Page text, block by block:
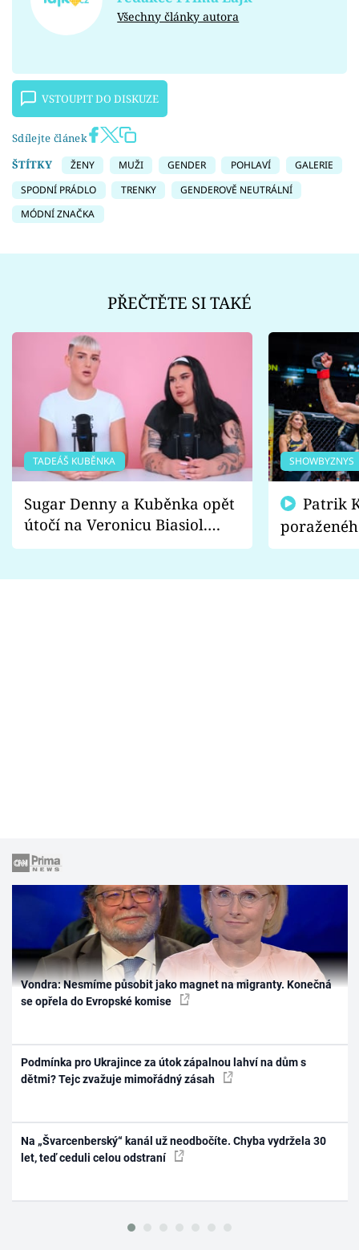
Všechny články autora
VSTOUPIT DO DISKUZE
Sdílejte článek
ŠTÍTKY
ŽENY MUŽI GENDER POHLAVÍ
GALERIE
SPODNÍ PRÁDLO
TRENKY
GENDEROVĚ NEUTRÁLNÍ
MÓDNÍ ZNAČKA
PŘEČTĚTE SI TAKÉ
TADEÁŠ KUBĚNKA
Sugar Denny a Kuběnka opět
útočí na Veronicu Biasiol.
Proč je podle nich falešná a
SHOWBYZNYS
fanoušci
Vondra: Nesmíme působit jako magnet na migranty. Konečná
se opřela do Evropské komise
Podmínka pro Ukrajince za útok zápalnou lahví na dům s
dětmi? Tejc zvažuje mimořádný zásah
Na „Švarcenberský“ kanál už neodbočíte. Chyba vydržela 30
let, teď ceduli celou odstraní